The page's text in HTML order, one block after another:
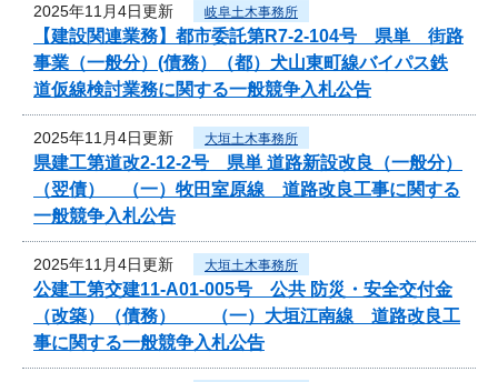
2025年11月4日更新 岐阜土木事務所
【建設関連業務】都市委託第R7-2-104号 県単 街路
事業（一般分）(債務）（都）犬山東町線バイパス鉄
道仮線検討業務に関する一般競争入札公告
2025年11月4日更新 大垣土木事務所
県建工第道改2-12-2号 県単 道路新設改良（一般分）
（翌債） （一）牧田室原線 道路改良工事に関する
一般競争入札公告
2025年11月4日更新 大垣土木事務所
公建工第交建11-A01-005号 公共 防災・安全交付金
（改築）（債務） （一）大垣江南線 道路改良工
事に関する一般競争入札公告